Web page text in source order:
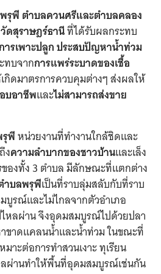
รุพี ตำบลควนศรีและตำบลคลอง
ดสุราษฎร์ธานีที่ได้รับผลกระทบ
รเพาะปลูกประสบปัญหาน้ำท่วม
ทบจากการแพร่ระบาดของเชื้อ
กิดมาตรการควบคุมต่างๆ ส่งผลให้
บอาชีพและไม่สามารถส่งขาย
พีหน่วยงานที่ทำงานใกล้ชิดและ
งความลำบากของชาวบ้านและเล็ง
ของทั้ง 3 ตำบล มีลักษณะที่แตกต่าง
ำบลพรุพีเป็นที่ราบลุ่มสลับกับที่ราบ
บูรณ์และไม่ไกลจากตัวอำเภอ
หลผ่าน จึงอุดมสมบูรณ์ไปด้วยปลา
าดแคลนน้ำและน้ำท่วม ในขณะที่
าะต่อการทำสวนเงาะ ทุเรียน
ผ่านทำให้พื้นที่อุดมสมบูรณ์เช่นกัน